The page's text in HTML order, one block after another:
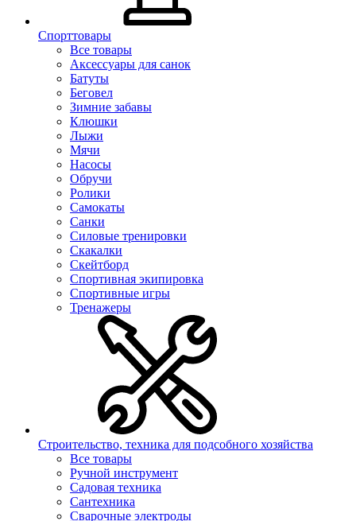
Спорттовары
Все товары
Аксессуары для санок
Батуты
Беговел
Зимние забавы
Клюшки
Лыжи
Мячи
Насосы
Обручи
Ролики
Самокаты
Санки
Силовые тренировки
Скакалки
Скейтборд
Спортивная экипировка
Спортивные игры
Тренажеры
Строительство, техника для подсобного хозяйства
Все товары
Ручной инструмент
Садовая техника
Сантехника
Сварочные электроды